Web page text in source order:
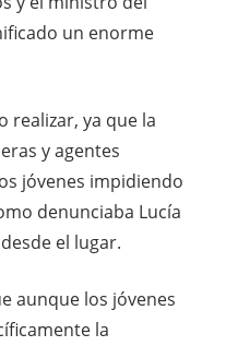
un enorme
realizar, ya que la
y agentes
jóvenes impidiendo
denunciaba Lucía
el lugar.
aunque los jóvenes
la